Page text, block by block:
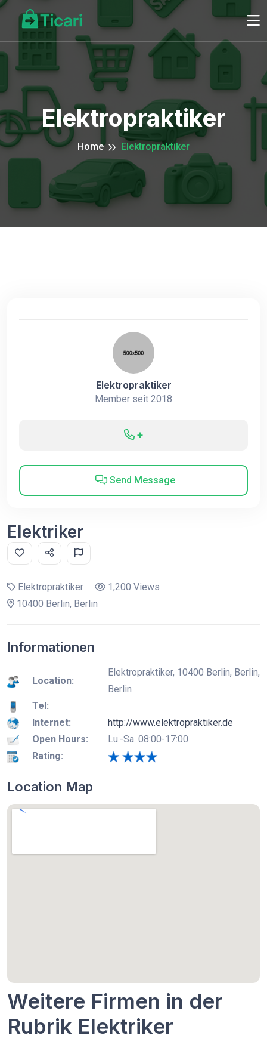
Elektropraktiker
Home Elektropraktiker
Elektropraktiker
Member seit 2018
+
Send Message
Elektriker
Elektropraktiker
1,200 Views
10400 Berlin, Berlin
Informationen
Location:
Elektropraktiker, 10400 Berlin, Berlin,
Berlin
Tel:
Internet:
http://www.elektropraktiker.de
Open Hours:
Lu.-Sa. 08:00-17:00
Rating:
Location Map
Weitere Firmen in der
Rubrik Elektriker